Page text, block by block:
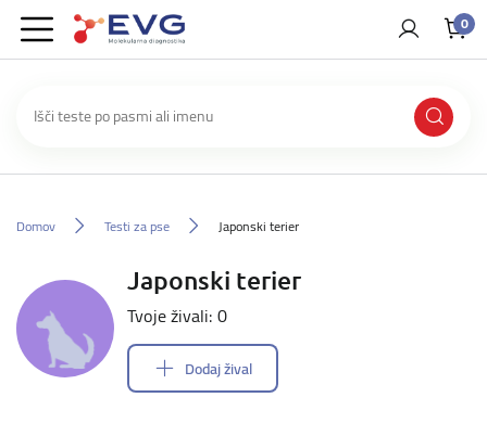
0
Domov Testi za pse Japonski terier
Japonski terier
Tvoje živali: 0
Dodaj žival